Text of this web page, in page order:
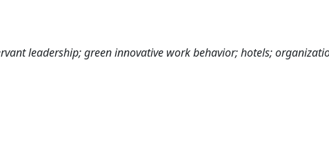
leadership; green innovative work behavior; hotels;